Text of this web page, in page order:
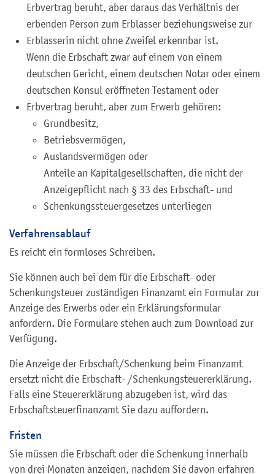
Erbvertrag beruht, aber daraus das Verhältnis der
erbenden Person zum Erblasser beziehungsweise zur
Erblasserin nicht ohne Zweifel erkennbar ist.
Wenn die Erbschaft zwar auf einem von einem
deutschen Gericht, einem deutschen Notar oder einem
deutschen Konsul eröffneten Testament oder
Erbvertrag beruht, aber zum Erwerb gehören:
Grundbesitz,
Betriebsvermögen,
Auslandsvermögen oder
Anteile an Kapitalgesellschaften, die nicht der
Anzeigepflicht nach § 33 des Erbschaft- und
Schenkungssteuergesetzes unterliegen
Verfahrensablauf
Es reicht ein formloses Schreiben.
Sie können auch bei dem für die Erbschaft- oder
Schenkungsteuer zuständigen Finanzamt ein Formular zur
Anzeige des Erwerbs oder ein Erklärungsformular
anfordern. Die Formulare stehen auch zum Download zur
Verfügung.
Die Anzeige der Erbschaft/Schenkung beim Finanzamt
ersetzt nicht die Erbschaft- /Schenkungsteuererklärung.
Falls eine Steuererklärung abzugeben ist, wird das
Erbschaftsteuerfinanzamt Sie dazu auffordern.
Fristen
Sie müssen die Erbschaft oder die Schenkung innerhalb
von drei Monaten anzeigen, nachdem Sie davon erfahren